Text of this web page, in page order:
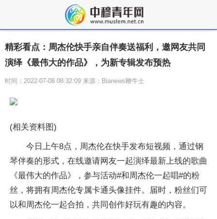
精彩看点：周杰伦快手亲自伴奏送福利，邀网友共同
演绎《最伟大的作品》，为新专辑发布预热
时间：2022-07-08 08:32:09 来源：Bianews鞭牛士
(相关资料图)
今日上午8点，周杰伦在快手发布短视频，通过钢
琴伴奏的形式，在线邀请网友一起演绎最新上线的歌曲
《最伟大的作品》，参与活动#和周杰伦一起唱#的粉
丝，将拥有周杰伦专属卡通头像挂件。届时，粉丝们可
以和周杰伦一起合拍，共同创作好玩有趣的内容。